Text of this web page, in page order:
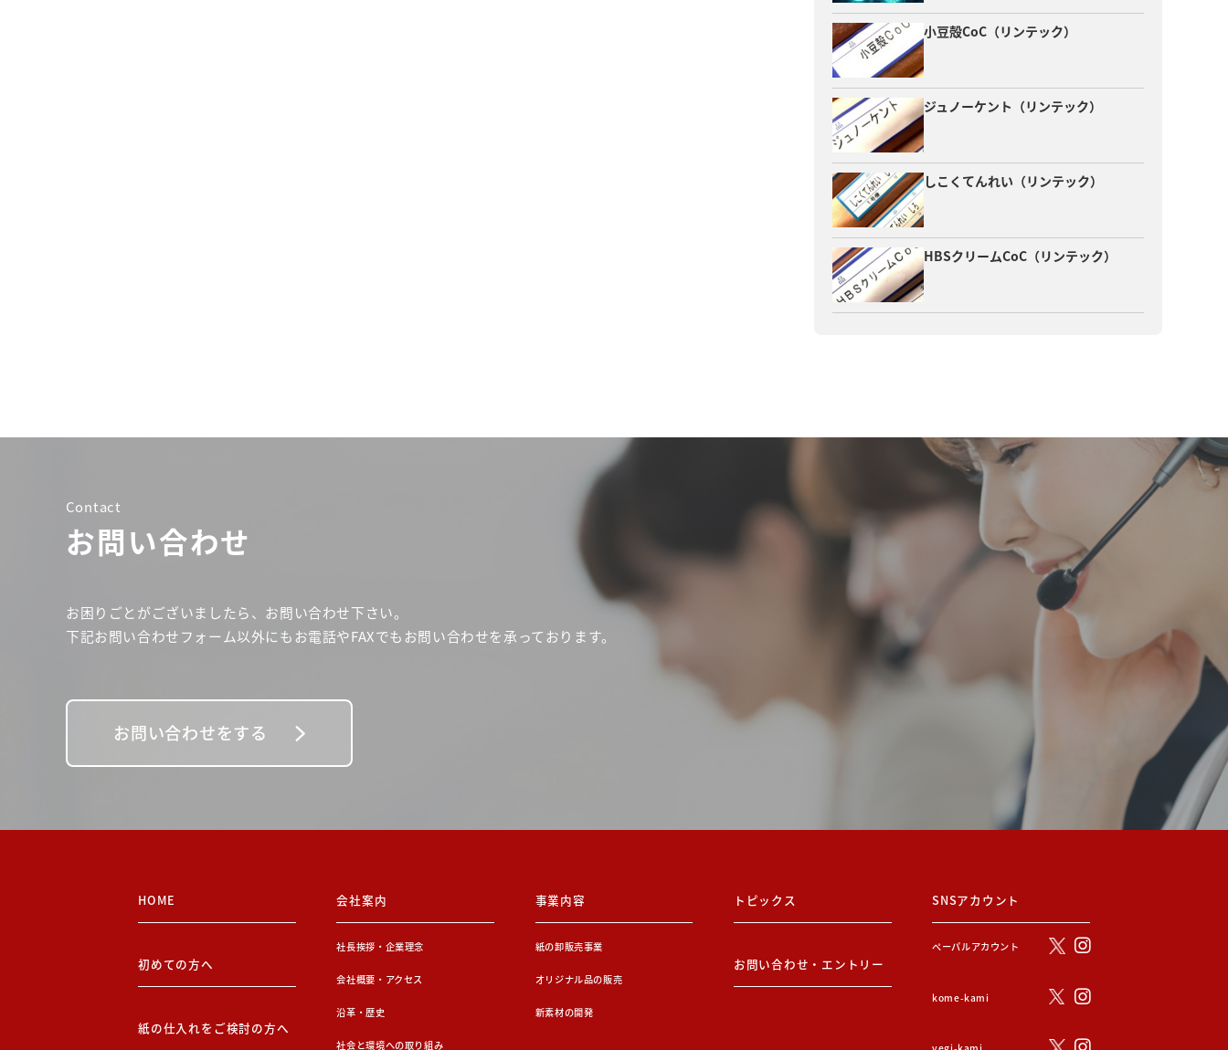
小豆殻CoC（リンテック）
ジュノーケント（リンテック）
しこくてんれい（リンテック）
HBSクリームCoC（リンテック）
Contact
お問い合わせ
お困りごとがございましたら、お問い合わせ下さい。
下記お問い合わせフォーム以外にもお電話やFAXでもお問い合わせを承っております。
お問い合わせをする
HOME
初めての方へ
紙の仕入れをご検討の方へ
会社案内
社長挨拶・企業理念
会社概要・アクセス
沿革・歴史
社会と環境への取り組み
事業内容
紙の卸販売事業
オリジナル品の販売
新素材の開発
トピックス
お問い合わせ・エントリー
SNSアカウント
ぺーパルアカウント
kome-kami